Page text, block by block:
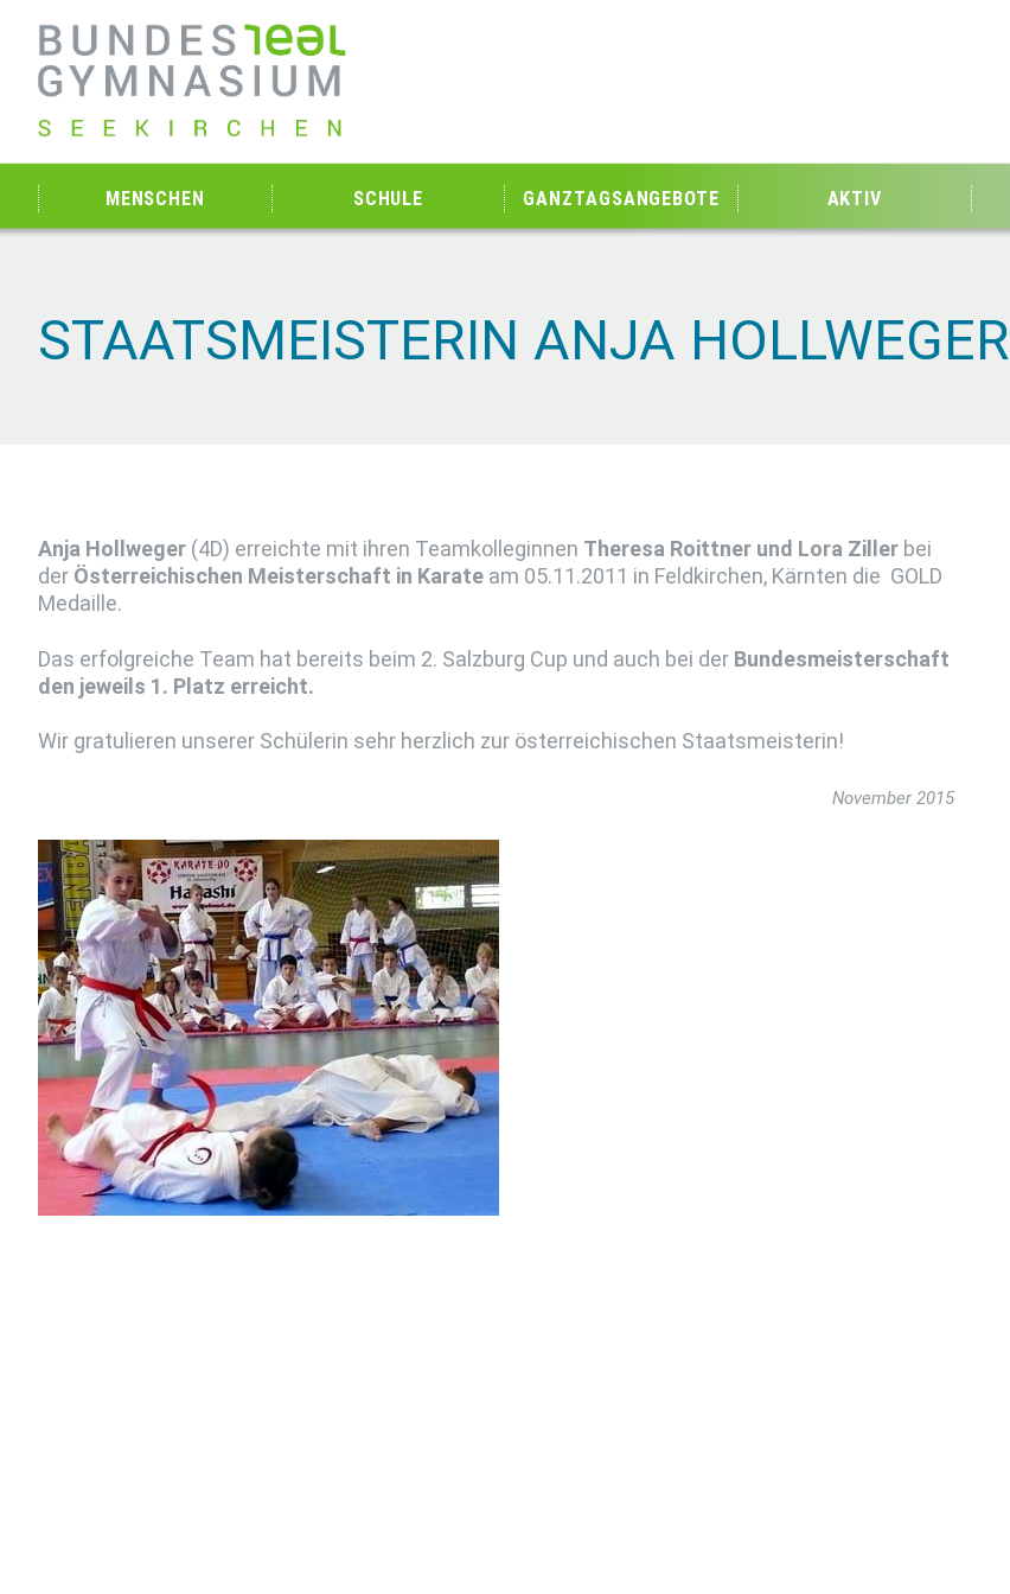
MENSCHEN SCHULE GANZTAGSANGEBOTE AKTIV
STAATSMEISTERIN ANJA HOLLWEGER
Anja Hollweger (4D) erreichte mit ihren Teamkolleginnen Theresa Roittner und Lora Ziller bei
der Österreichischen Meisterschaft in Karate am 05.11.2011 in Feldkirchen, Kärnten die GOLD
Medaille.
Das erfolgreiche Team hat bereits beim 2. Salzburg Cup und auch bei der Bundesmeisterschaft
den jeweils 1. Platz erreicht.
Wir gratulieren unserer Schülerin sehr herzlich zur österreichischen Staatsmeisterin!
November 2015